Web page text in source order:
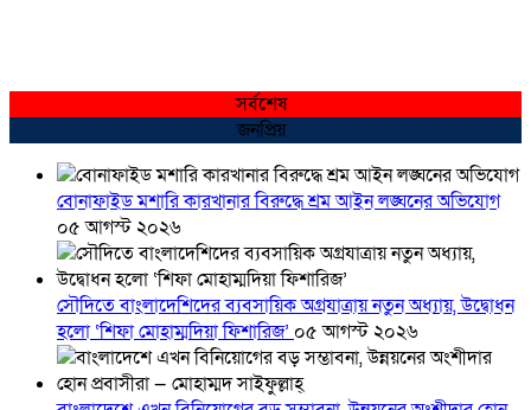
সর্বশেষ
জনপ্রিয়
বোনাফাইড মশারি কারখানার বিরুদ্ধে শ্রম আইন লঙ্ঘনের অভিযোগ
০৫ আগস্ট ২০২৬
সৌদিতে বাংলাদেশিদের ব্যবসায়িক অগ্রযাত্রায় নতুন অধ্যায়, উদ্বোধন
হলো ‘শিফা মোহাম্মদিয়া ফিশারিজ’ ০৫ আগস্ট ২০২৬